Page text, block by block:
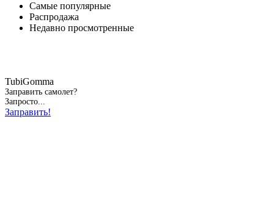
Самые популярные
Распродажа
Недавно просмотренные
TubiGomma
Заправить самолет?
Запросто...
Заправить!